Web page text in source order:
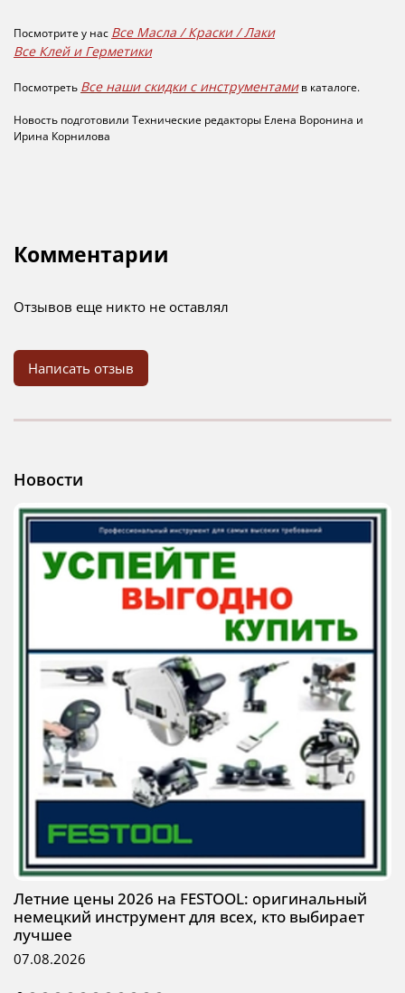
Посмотрите у нас Все Масла / Краски / Лаки
Все Клей и Герметики
Посмотреть Все наши скидки с инструментами в каталоге.
Новость подготовили Технические редакторы Елена Воронина и
Ирина Корнилова
Комментарии
Отзывов еще никто не оставлял
Написать отзыв
Новости
Летние цены 2026 на FESTOOL: оригинальный
немецкий инструмент для всех, кто выбирает
лучшее
07.08.2026